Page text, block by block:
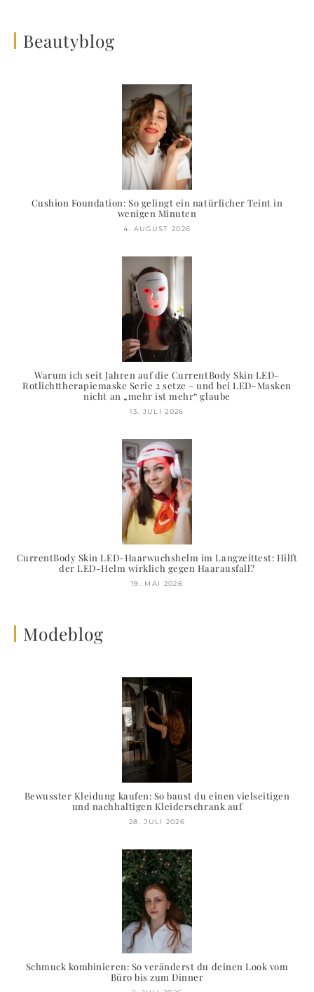
Beautyblog
Cushion Foundation: So gelingt ein natürlicher Teint in
wenigen Minuten
4. AUGUST 2026
Warum ich seit Jahren auf die CurrentBody Skin LED-
Rotlichttherapiemaske Serie 2 setze – und bei LED-Masken
nicht an „mehr ist mehr“ glaube
13. JULI 2026
CurrentBody Skin LED-Haarwuchshelm im Langzeittest: Hilft
der LED-Helm wirklich gegen Haarausfall?
19. MAI 2026
Modeblog
Bewusster Kleidung kaufen: So baust du einen vielseitigen
und nachhaltigen Kleiderschrank auf
28. JULI 2026
Schmuck kombinieren: So veränderst du deinen Look vom
Büro bis zum Dinner